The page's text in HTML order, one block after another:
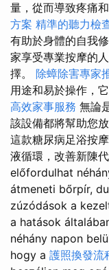
量，從而導致疼痛
方案 精準的聽力檢
有助於身體的自我
家享受專業按摩的
擇。 除蟑除害專家
用途和易於操作，
高效家事服務 無論
該設備都將幫助您
這款糖尿病足浴按
液循環，改善新陳
előfordulhat
átmeneti bőrpír,
zúzódások a
a hatások
néhány napon
hogy a 護照換發流